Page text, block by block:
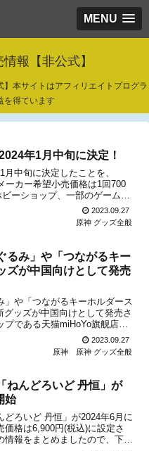
MENU
報【非公式】
本サイトはアフィリエイトプログラ
を得ています
年1月中旬に決定！
月中旬に決定したことを、
ーカー希望小売価格は1回700
ーショップ、一部のゲームセ
ら購入することができます。店
2023.09.27
原神 グッズ全般
るみ」や「つながるキー
ズが中国向けとして発売
」や「つながるキーホルダース
ッズが中国向けとして発売さ
である天猫miHoYo旗舰店と
た。「プカプカ水キノコン 電
2023.09.27
原神
原神 グッズ全般
ねんどろいど 丹恒」が
始
どろいど 丹恒」が2024年6月に
格は6,900円(税込)に設定さ
報をまとめましたので、下記